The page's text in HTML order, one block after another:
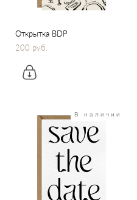
Открытка BDP
200 pуб.
В наличии